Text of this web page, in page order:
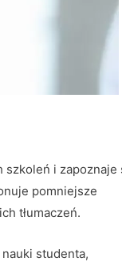
szkoleń i zapoznaje
pomniejsze
tłumaczeń.
studenta,